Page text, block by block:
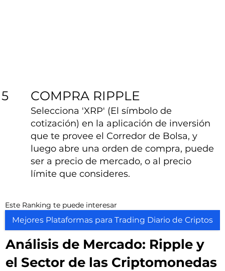
5 COMPRA RIPPLE
Selecciona 'XRP' (El símbolo de
cotización) en la aplicación de inversión
que te provee el Corredor de Bolsa, y
luego abre una orden de compra, puede
ser a precio de mercado, o al precio
límite que consideres.
Este Ranking te puede interesar
Mejores Plataformas para Trading Diario de Criptos
Análisis de Mercado: Ripple y
el Sector de las Criptomonedas